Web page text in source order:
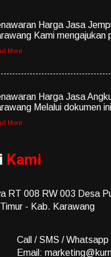
Harga Jasa
Kami mengajukan
More
Harga Jasa
Melalui dokumen
More
Kami
RT 008 RW 003 Desa
- Kab. Karawang
Call / SMS /
Email: